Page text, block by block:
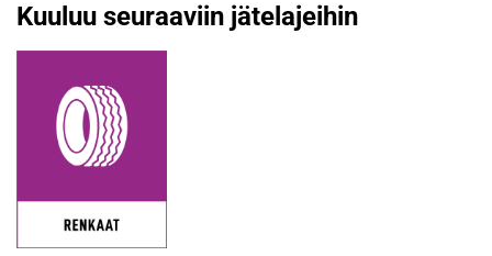
Kuuluu seuraaviin jätelajeihin